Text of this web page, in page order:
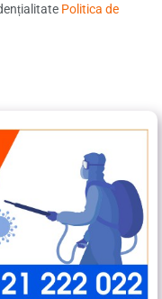
Politica de